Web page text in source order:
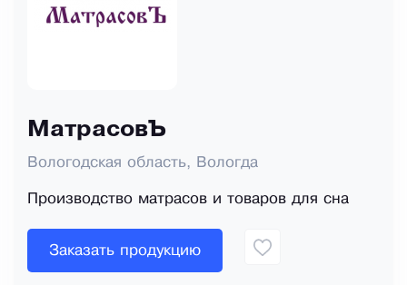
МатрасовЪ
Вологодская область, Вологда
Производство матрасов и товаров для сна
Заказать продукцию